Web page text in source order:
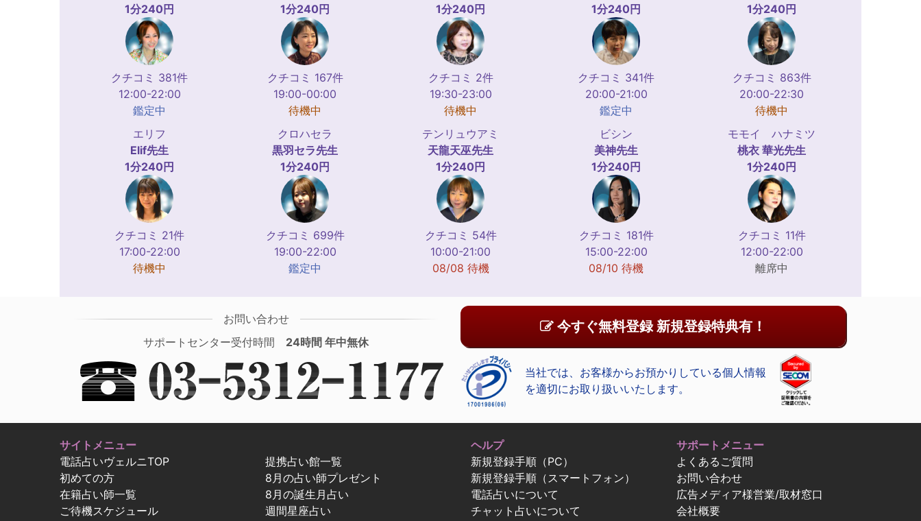
1分240円
クチコミ 381件
12:00-22:00
鑑定中
1分240円
クチコミ 167件
19:00-00:00
待機中
1分240円
クチコミ 2件
19:30-23:00
待機中
1分240円
クチコミ 341件
20:00-21:00
鑑定中
1分240円
クチコミ 863件
20:00-22:30
待機中
エリフ
Elif先生
1分240円
クチコミ 21件
17:00-22:00
待機中
クロハセラ
黒羽セラ先生
1分240円
クチコミ 699件
19:00-22:00
鑑定中
テンリュウアミ
天龍天巫先生
1分240円
クチコミ 54件
10:00-21:00
08/08 待機
ビシン
美神先生
1分240円
クチコミ 181件
15:00-22:00
08/10 待機
モモイ ハナミツ
桃衣 華光先生
1分240円
クチコミ 11件
12:00-22:00
離席中
お問い合わせ
サポートセンター受付時間 24時間 年中無休
今すぐ無料登録 新規登録特典有！
当社では、お客様からお預かりしている個人情報
を適切にお取り扱いいたします。
サイトメニュー
電話占いヴェルニTOP
初めての方
在籍占い師一覧
ご待機スケジュール
提携占い館一覧
8月の占い師プレゼント
8月の誕生月占い
週間星座占い
ヘルプ
新規登録手順（PC）
新規登録手順（スマートフォン）
電話占いについて
チャット占いについて
サポートメニュー
よくあるご質問
お問い合わせ
広告メディア様営業/取材窓口
会社概要